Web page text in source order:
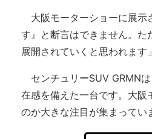
大阪モーターショーに展示
す』と断言はできません。
展開されていくと思われます」
センチュリーSUV GRMN
在感を備えた一台です。大阪
のか大きな注目が集まってい